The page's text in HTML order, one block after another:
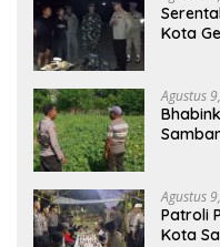
Kota
Agustus
Agustus
Patroli
Kota